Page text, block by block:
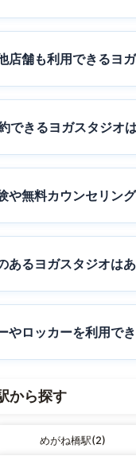
店舗も利用できるヨ
できるヨガスタジオ
や無料カウンセリン
あるヨガスタジオは
やロッカーを利用で
から探す
めがね橋駅(2)